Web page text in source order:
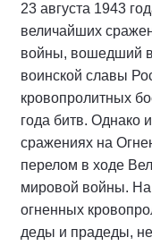
23 августа 1943
величайших
войны, вошедший
воинской славы
кровопролитных
года битв. Однако
сражениях на
перелом в ходе
мировой войны.
огненных
деды и прадеды,